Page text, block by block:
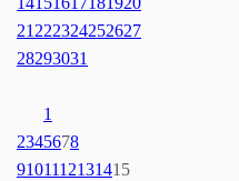
21 222324252627
28293031
1
2345678
9101112131415